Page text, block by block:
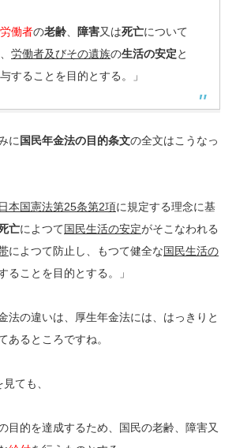
労働者の老齢 障害又は死亡について
労働者及びその遺族の生活の安定と
することを目的とする。」
に 国民年金法の目的条文の全文はこうなっ
日本国憲法第25条第2項に規定する理念に基
亡によつて国民生活の安定がそこなわれる
によつて防止し、もつて健全な国民生活の
ることを目的とする。」
法の違いは、厚生年金法には、はっきりと
あるところですね。
ても、
目的を達成するため、国民の老齢、障害又